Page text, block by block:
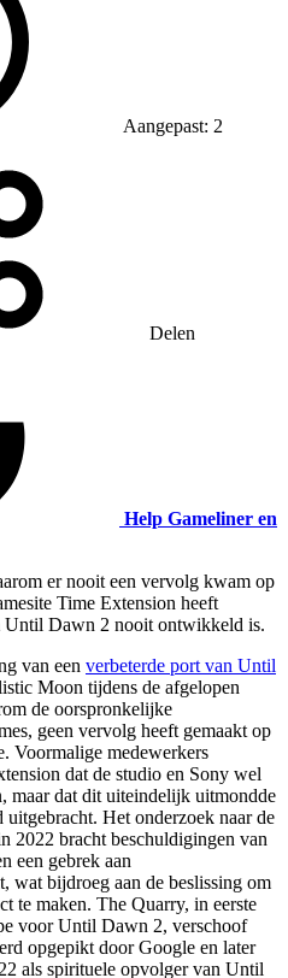
Aangepast: 2
Delen
Help Gameliner en
er nooit een vervolg kwam op
Time Extension heeft
Until Dawn 2 nooit ontwikkeld is.
van een verbeterde port van Until
Moon tijdens de afgelopen
de oorspronkelijke
geen vervolg heeft gemaakt op
Voormalige medewerkers
dat de studio en Sony wel
maar dat dit uiteindelijk uitmondde
Het onderzoek naar de
2022 bracht beschuldigingen van
een gebrek aan
wat bijdroeg aan de beslissing om
te maken. The Quarry, in eerste
voor Until Dawn 2, verschoof
opgepikt door Google en later
als spirituele opvolger van Until